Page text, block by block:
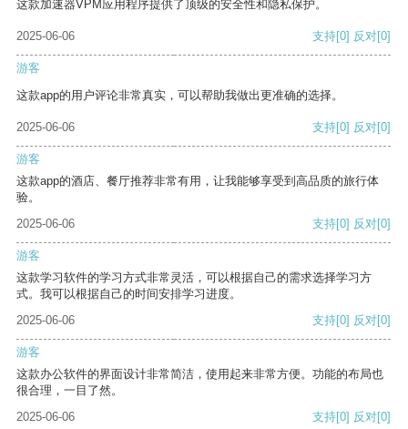
这款加速器VPM应用程序提供了顶级的安全性和隐私保护。
2025-06-06 支持[0] 反对[0]
游客
这款app的用户评论非常真实，可以帮助我做出更准确的选择。
2025-06-06 支持[0] 反对[0]
游客
这款app的酒店、餐厅推荐非常有用，让我能够享受到高品质的旅行体
验。
2025-06-06
支持[0] 反对[0]
游客
这款学习软件的学习方式非常灵活，可以根据自己的需求选择学习方
式。我可以根据自己的时间安排学习进度。
2025-06-06
支持[0] 反对[0]
游客
这款办公软件的界面设计非常简洁，使用起来非常方便。功能的布局也
很合理，一目了然。
2025-06-06
支持[0] 反对[0]